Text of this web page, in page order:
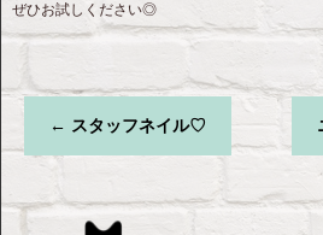
ぜひお試しください◎
← スタッフネイル♡